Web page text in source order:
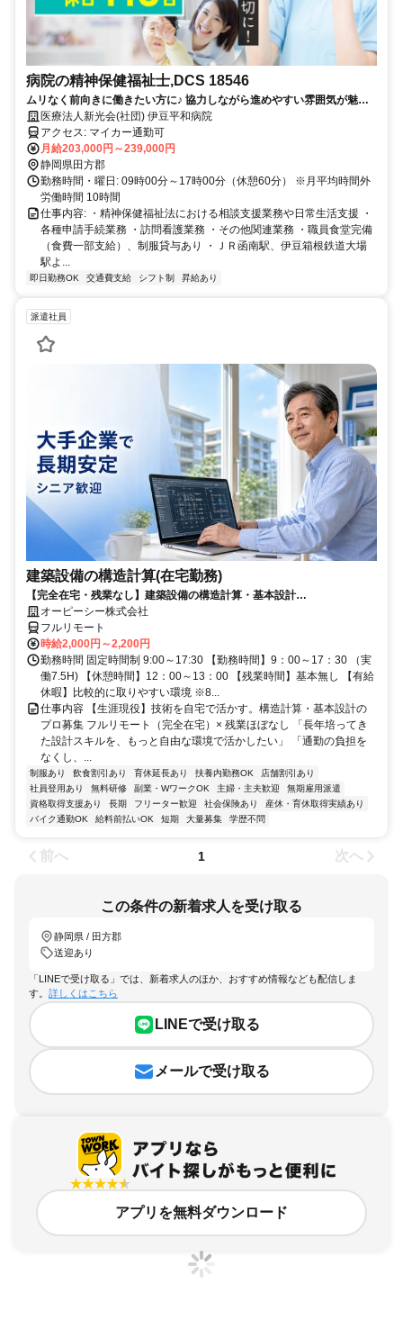
病院の精神保健福祉士,DCS 18546
ムリなく前向きに働きたい方に♪ 協力しながら進めやすい雰囲気が魅力
◎ 頼れる環境があるから前向きに進める★ 仕事時間をもっと充実させた
い方にぴったり♪
医療法人新光会(社団) 伊豆平和病院
アクセス: マイカー通勤可
月給203,000円～239,000円
静岡県田方郡
勤務時間・曜日: 09時00分～17時00分（休憩60分） ※月平均時間外
労働時間 10時間
仕事内容: ・精神保健福祉法における相談支援業務や日常生活支援 ・
各種申請手続業務 ・訪問看護業務 ・その他関連業務 ・職員食堂完備
（食費一部支給）、制服貸与あり ・ＪＲ函南駅、伊豆箱根鉄道大場
駅よ...
即日勤務OK 交通費支給 シフト制 昇給あり
派遣社員
建築設備の構造計算(在宅勤務)
【完全在宅・残業なし】建築設備の構造計算・基本設計
（Revit/AutoCAD）／日本全国・離島居住もOK
オーピーシー株式会社
フルリモート
時給2,000円～2,200円
勤務時間 固定時間制 9:00～17:30 【勤務時間】9：00～17：30 （実
働7.5H) 【休憩時間】12：00～13：00 【残業時間】基本無し 【有給
休暇】比較的に取りやすい環境 ※8...
仕事内容 【生涯現役】技術を自宅で活かす。構造計算・基本設計の
プロ募集 フルリモート（完全在宅）× 残業ほぼなし 「長年培ってき
た設計スキルを、もっと自由な環境で活かしたい」 「通勤の負担を
なくし、...
制服あり 飲食割引あり 育休延長あり 扶養内勤務OK
店舗割引あり
社員登用あり
無料研修 副業・WワークOK 主婦・主夫歓迎
無期雇用派遣
資格取得支援あり
長期 フリーター歓迎 社会保険あり
産休・育休取得実績あり
バイク通勤OK
給料前払いOK 短期 大量募集 学歴不問
前へ 1 次へ
この条件の新着求人を受け取る
静岡県 / 田方郡
送迎あり
「LINEで受け取る」では、新着求人のほか、おすすめ情報なども配信しま
す。 詳しくはこちら
LINEで受け取る
メールで受け取る
アプリを無料ダウンロード